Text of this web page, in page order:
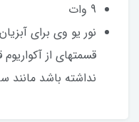
9 وات
نور یو وی برای
قسمتهای از آکواریوم
نداشته باشد مانند